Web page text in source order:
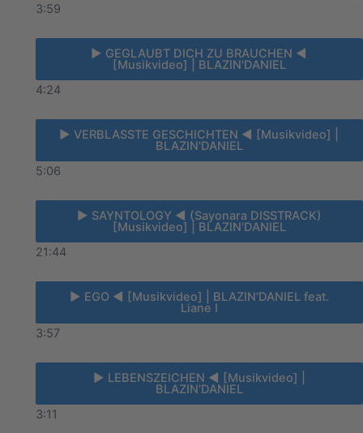
3:59
► GEGLAUBT DICH ZU BRAUCHEN ◄
[Musikvideo] | BLAZIN'DANIEL
4:24
► VERBLASSTE GESCHICHTEN ◄ [Musikvideo] |
BLAZIN'DANIEL
5:06
► SAYNTOLOGY ◄ (Sayonara DISSTRACK)
[Musikvideo] | BLAZIN'DANIEL
21:44
► EGO ◄ [Musikvideo] | BLAZIN'DANIEL feat.
Liane I
3:57
► LEBENSZEICHEN ◄ [Musikvideo] |
BLAZIN'DANIEL
3:11